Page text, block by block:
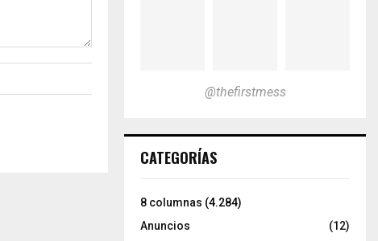
@thefirstmess
CATEGORÍAS
8 columnas (4.284)
Anuncios
(12)